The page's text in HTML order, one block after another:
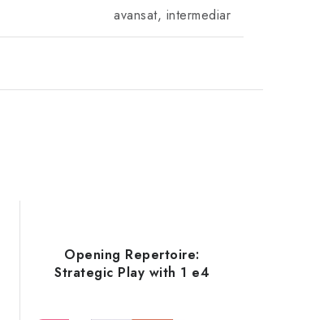
avansat, intermediar
Opening Repertoire:
Strategic Play with 1 e4